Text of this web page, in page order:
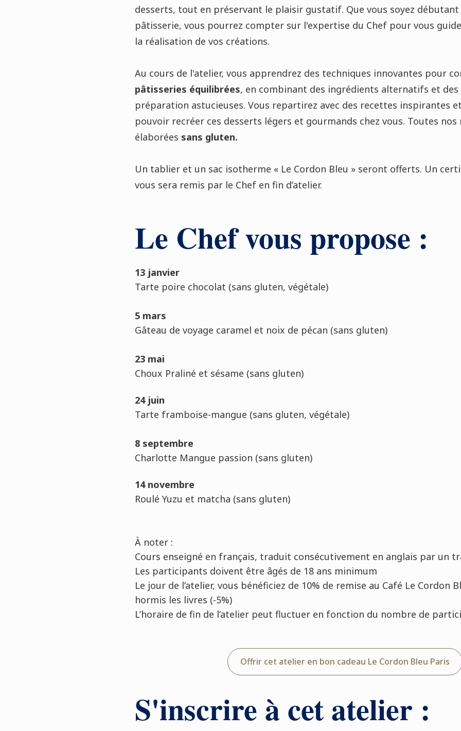
desserts, tout en préservant le plaisir gustatif. Que vous soyez débutant
pâtisserie, vous pourrez compter sur l'expertise du Chef pour vous
la réalisation de vos créations.
Au cours de l'atelier, vous apprendrez des techniques innovantes pour
pâtisseries équilibrées, en combinant des ingrédients alternatifs et des
préparation astucieuses. Vous repartirez avec des recettes inspirantes
pouvoir recréer ces desserts légers et gourmands chez vous. Toutes
élaborées sans gluten.
Un tablier et un sac isotherme « Le Cordon Bleu » seront offerts. Un
vous sera remis par le Chef en fin d’atelier.
Le Chef vous propose :
13 janvier
Tarte poire chocolat (sans gluten, végétale)
5 mars
Gâteau de voyage caramel et noix de pécan (sans gluten)
23 mai
Choux Praliné et sésame (sans gluten)
24 juin
Tarte framboise-mangue (sans gluten, végétale)
8 septembre
Charlotte Mangue passion (sans gluten)
14 novembre
Roulé Yuzu et matcha (sans gluten)
Ànoter :
Cours enseigné en français, traduit consécutivement en anglais par un
Les participants doivent être âgés de 18 ans minimum
Le jour de l’atelier, vous bénéficiez de 10% de remise au Café Le Cordon
hormis les livres (-5%)
L’horaire de fin de l’atelier peut fluctuer en fonction du nombre de
Offrir cet atelier en bon cadeau Le Cordon Bleu Paris
S'inscrire à cet atelier :